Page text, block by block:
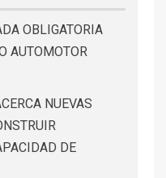
OBLIGATORIA
AUTOMOTOR
NUEVAS
DE